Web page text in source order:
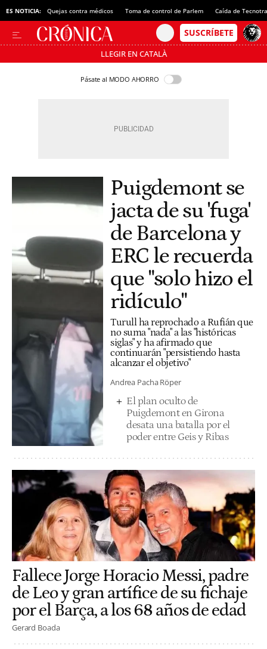
ES NOTICIA: Quejas contra médicos Toma de control de Parlem Caída de
LLEGIR EN CATALÀ
Pásate al MODO AHORRO
Puigdemont se
jacta de su 'fuga'
de Barcelona y
ERC le recuerda
que "solo hizo el
ridículo"
Turull ha reprochado a Rufián que
no suma "nada" a las "históricas
siglas" y ha afirmado que
continuarán "persistiendo hasta
alcanzar el objetivo"
Andrea Pacha Röper
El plan oculto de
Puigdemont en Girona
desata una batalla por el
poder entre Geis y Ribas
Fallece Jorge Horacio Messi, padre
de Leo y gran artífice de su fichaje
por el Barça, a los 68 años de edad
Gerard Boada